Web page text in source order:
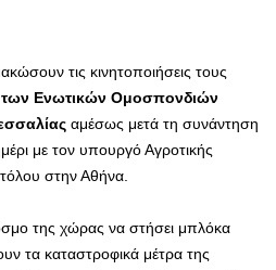
τις κινητοποιήσεις τους
Ενωτικών Ομοσπονδιών
αμέσως μετά τη συνάντηση
με τον υπουργό Αγροτικής
στην Αθήνα.
της χώρας να στήσει μπλόκα
τα καταστροφικά μέτρα της